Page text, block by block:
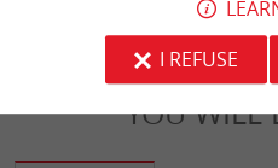
YOU WILL
I REFUSE